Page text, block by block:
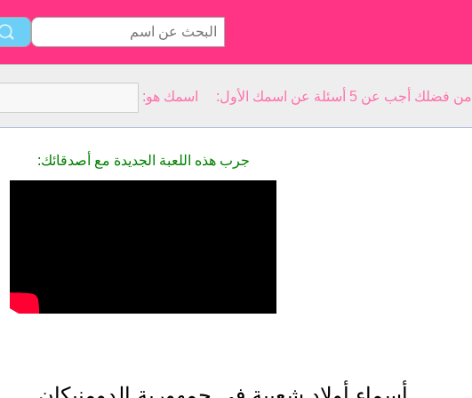
من فضلك أجب عن 5 أسئلة عن اسمك الأول: اسمك هو:
جرب هذه اللعبة الجديدة مع أصدقائك: